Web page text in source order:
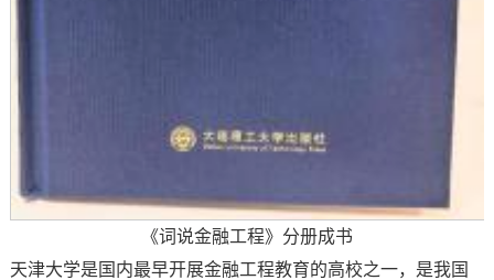
《词说金融工程》分册成书
天津大学是国内最早开展金融工程教育的高校之一，是我国